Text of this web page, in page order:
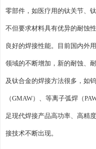
零部件，如医疗用的钛关节、
不但要求材料具有优异的耐蚀
良好的焊接性能。目前国内外
领域的不断增加，新的耐蚀、
及钛合金的焊接方法很多，如
（GMAW）、等离子弧焊（
足现代焊接产品高功率、高精
接技术不断出现。